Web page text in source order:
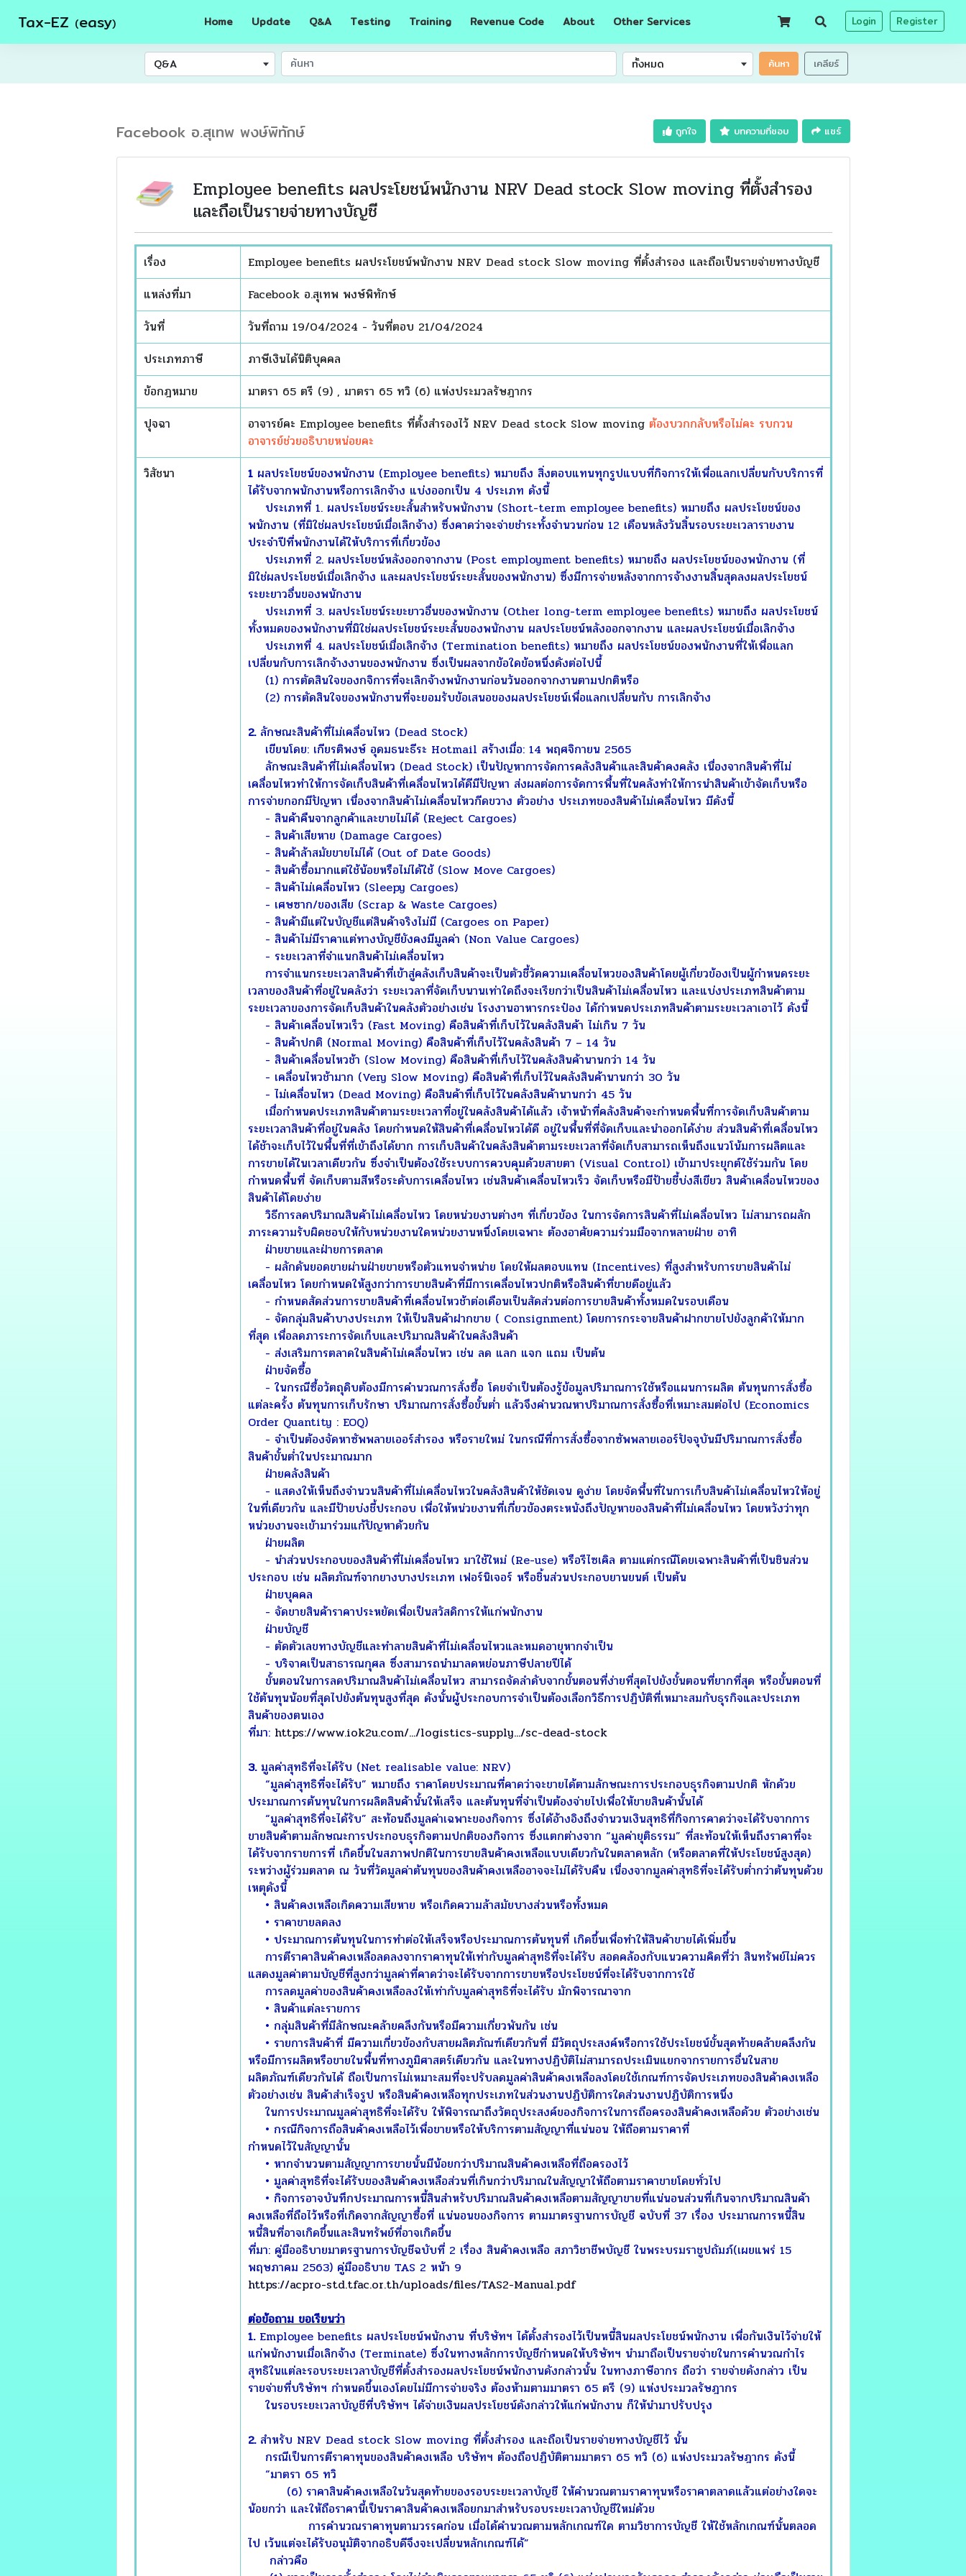
Tax-EZ (easy) Home Update Q&A Testing Training Revenue Code About Other Services Login Register
Q&A ทั้งหมด ค้นหา เคลียร์
Facebook อ.สุเทพ พงษ์พิทักษ์ ถูกใจ บทความที่ชอบ แชร์
Employee benefits ผลประโยชน์พนักงาน NRV Dead stock Slow moving ที่ตั้งสำรอง
และถือเป็นรายจ่ายทางบัญชี
เรื่อง
Employee benefits ผลประโยชน์พนักงาน NRV Dead stock Slow moving ที่ตั้งสำรอง และถือเป็นรายจ่ายทางบัญชี
แหล่งที่มา
Facebook อ.สุเทพ พงษ์พิทักษ์
วันที่
วันที่ถาม 19/04/2024 - วันที่ตอบ 21/04/2024
ประเภทภาษี
ภาษีเงินได้นิติบุคคล
ข้อกฎหมาย
มาตรา 65 ตรี (9) , มาตรา 65 ทวิ (6) แห่งประมวลรัษฎากร
ปุจฉา
อาจารย์คะ Employee benefits ที่ตั้งสำรองไว้ NRV Dead stock Slow moving ต้องบวกกลับหรือไม่คะ รบกวน
อาจารย์ช่วยอธิบายหน่อยคะ
วิสัชนา
1 ผลประโยชน์ของพนักงาน (Employee benefits) หมายถึง สิ่งตอบแทนทุกรูปแบบที่กิจการให้เพื่อแลกเปลี่ยนกับบริการที่
ได้รับจากพนักงานหรือการเลิกจ้าง แบ่งออกเป็น 4 ประเภท ดังนี้
ประเภทที่ 1. ผลประโยชน์ระยะสั้นสำหรับพนักงาน (Short-term employee benefits) หมายถึง ผลประโยชน์ของ
พนักงาน (ที่มิใช่ผลประโยชน์เมื่อเลิกจ้าง) ซึ่งคาดว่าจะจ่ายชำระทั้งจำนวนก่อน 12 เดือนหลังวันสิ้นรอบระยะเวลารายงาน
ประจำปีที่พนักงานได้ให้บริการที่เกี่ยวข้อง
ประเภทที่ 2. ผลประโยชน์หลังออกจากงาน (Post employment benefits) หมายถึง ผลประโยชน์ของพนักงาน (ที่
มิใช่ผลประโยชน์เมื่อเลิกจ้าง และผลประโยชน์ระยะสั้นของพนักงาน) ซึ่งมีการจ่ายหลังจากการจ้างงานสิ้นสุดลงผลประโยชน์
ระยะยาวอื่นของพนักงาน
ประเภทที่ 3. ผลประโยชน์ระยะยาวอื่นของพนักงาน (Other long-term employee benefits) หมายถึง ผลประโยชน์
ทั้งหมดของพนักงานที่มิใช่ผลประโยชน์ระยะสั้นของพนักงาน ผลประโยชน์หลังออกจากงาน และผลประโยชน์เมื่อเลิกจ้าง
ประเภทที่ 4. ผลประโยชน์เมื่อเลิกจ้าง (Termination benefits) หมายถึง ผลประโยชน์ของพนักงานที่ให้เพื่อแลก
เปลี่ยนกับการเลิกจ้างงานของพนักงาน ซึ่งเป็นผลจากข้อใดข้อหนึ่งดังต่อไปนี้
(1) การตัดสินใจของกจิการที่จะเลิกจ้างพนักงานก่อนวันออกจากงานตามปกติหรือ
(2) การตัดสินใจของพนักงานที่จะยอมรับข้อเสนอของผลประโยชน์เพื่อแลกเปลี่ยนกับ การเลิกจ้าง
2. ลักษณะสินค้าที่ไม่เคลื่อนไหว (Dead Stock)
เขียนโดย: เกียรติพงษ์ อุดมธนะธีระ Hotmail สร้างเมื่อ: 14 พฤศจิกายน 2565
ลักษณะสินค้าที่ไม่เคลื่อนไหว (Dead Stock) เป็นปัญหาการจัดการคลังสินค้าและสินค้าคงคลัง เนื่องจากสินค้าที่ไม่
เคลื่อนไหวทำให้การจัดเก็บสินค้าที่เคลื่อนไหวได้ดีมีปัญหา ส่งผลต่อการจัดการพื้นที่ในคลังทำให้การนำสินค้าเข้าจัดเก็บหรือ
การจ่ายกอกมีปัญหา เนื่องจากสินค้าไม่เคลื่อนไหวกีดขวาง ตัวอย่าง ประเภทของสินค้าไม่เคลื่อนไหว มีดังนี้
- สินค้าคืนจากลูกค้าและขายไม่ได้ (Reject Cargoes)
- สินค้าเสียหาย (Damage Cargoes)
- สินค้าล้าสมัยขายไม่ได้ (Out of Date Goods)
- สินค้าซื้อมากแต่ใช้น้อยหรือไม่ได้ใช้ (Slow Move Cargoes)
- สินค้าไม่เคลื่อนไหว (Sleepy Cargoes)
- เศษซาก/ของเสีย (Scrap & Waste Cargoes)
- สินค้ามีแต่ในบัญชีแต่สินค้าจริงไม่มี (Cargoes on Paper)
- สินค้าไม่มีราคาแต่ทางบัญชียังคงมีมูลค่า (Non Value Cargoes)
- ระยะเวลาที่จำแนกสินค้าไม่เคลื่อนไหว
การจำแนกระยะเวลาสินค้าที่เข้าสู่คลังเก็บสินค้าจะเป็นตัวชี้วัดความเคลื่อนไหวของสินค้าโดยผู้เกี่ยวข้องเป็นผู้กำหนดระยะ
เวลาของสินค้าที่อยู่ในคลังว่า ระยะเวลาที่จัดเก็บนานเท่าใดถึงจะเรียกว่าเป็นสินค้าไม่เคลื่อนไหว และแบ่งประเภทสินค้าตาม
ระยะเวลาของการจัดเก็บสินค้าในคลังตัวอย่างเช่น โรงงานอาหารกระป๋อง ได้กำหนดประเภทสินค้าตามระยะเวลาเอาไว้ ดังนี้
- สินค้าเคลื่อนไหวเร็ว (Fast Moving) คือสินค้าที่เก็บไว้ในคลังสินค้า ไม่เกิน 7 วัน
- สินค้าปกติ (Normal Moving) คือสินค้าที่เก็บไว้ในคลังสินค้า 7 – 14 วัน
- สินค้าเคลื่อนไหวช้า (Slow Moving) คือสินค้าที่เก็บไว้ในคลังสินค้านานกว่า 14 วัน
- เคลื่อนไหวช้ามาก (Very Slow Moving) คือสินค้าที่เก็บไว้ในคลังสินค้านานกว่า 30 วัน
- ไม่เคลื่อนไหว (Dead Moving) คือสินค้าที่เก็บไว้ในคลังสินค้านานกว่า 45 วัน
เมื่อกำหนดประเภทสินค้าตามระยะเวลาที่อยู่ในคลังสินค้าได้แล้ว เจ้าหน้าที่คลังสินค้าจะกำหนดพื้นที่การจัดเก็บสินค้าตาม
ระยะเวลาสินค้าที่อยู่ในคลัง โดยกำหนดให้สินค้าที่เคลื่อนไหวได้ดี อยู่ในพื้นที่ที่จัดเก็บและนำออกได้ง่าย ส่วนสินค้าที่เคลื่อนไหว
ได้ช้าจะเก็บไว้ในพื้นที่ที่เข้าถึงได้ยาก การเก็บสินค้าในคลังสินค้าตามระยะเวลาที่จัดเก็บสามารถเห็นถึงแนวโน้มการผลิตและ
การขายได้ในเวลาเดียวกัน ซึ่งจำเป็นต้องใช้ระบบการควบคุมด้วยสายตา (Visual Control) เข้ามาประยุกต์ใช้ร่วมกัน โดย
กำหนดพื้นที่ จัดเก็บตามสีหรือระดับการเคลื่อนไหว เช่นสินค้าเคลื่อนไหวเร็ว จัดเก็บหรือมีป้ายชี้บ่งสีเขียว สินค้าเคลื่อนไหวของ
สินค้าได้โดยง่าย
วิธีการลดปริมาณสินค้าไม่เคลื่อนไหว โดยหน่วยงานต่างๆ ที่เกี่ยวข้อง ในการจัดการสินค้าที่ไม่เคลื่อนไหว ไม่สามารถผลัก
ภาระความรับผิดชอบให้กับหน่วยงานใดหน่วยงานหนึ่งโดยเฉพาะ ต้องอาศัยความร่วมมือจากหลายฝ่าย อาทิ
ฝ่ายขายและฝ่ายการตลาด
- ผลักดันยอดขายผ่านฝ่ายขายหรือตัวแทนจำหน่าย โดยให้ผลตอบแทน (Incentives) ที่สูงสำหรับการขายสินค้าไม่
เคลื่อนไหว โดยกำหนดให้สูงกว่าการขายสินค้าที่มีการเคลื่อนไหวปกติหรือสินค้าที่ขายดีอยู่แล้ว
- กำหนดสัดส่วนการขายสินค้าที่เคลื่อนไหวช้าต่อเดือนเป็นสัดส่วนต่อการขายสินค้าทั้งหมดในรอบเดือน
- จัดกลุ่มสินค้าบางประเภท ให้เป็นสินค้าฝากขาย ( Consignment) โดยการกระจายสินค้าฝากขายไปยังลูกค้าให้มาก
ที่สุด เพื่อลดภาระการจัดเก็บและปริมาณสินค้าในคลังสินค้า
- ส่งเสริมการตลาดในสินค้าไม่เคลื่อนไหว เช่น ลด แลก แจก แถม เป็นต้น
ฝ่ายจัดซื้อ
- ในกรณีซื้อวัตถุดิบต้องมีการคำนวณการสั่งซื้อ โดยจำเป็นต้องรู้ข้อมูลปริมาณการใช้หรือแผนการผลิต ต้นทุนการสั่งซื้อ
แต่ละครั้ง ต้นทุนการเก็บรักษา ปริมาณการสั่งซื้อขั้นต่ำ แล้วจึงคำนวณหาปริมาณการสั่งซื้อที่เหมาะสมต่อไป (Economics
Order Quantity : EOQ)
- จำเป็นต้องจัดหาซัพพลายเออร์สำรอง หรือรายใหม่ ในกรณีที่การสั่งซื้อจากซัพพลายเออร์ปัจจุบันมีปริมาณการสั่งซื้อ
สินค้าขั้นต่ำในประมาณมาก
ฝ่ายคลังสินค้า
- แสดงให้เห็นถึงจำนวนสินค้าที่ไม่เคลื่อนไหวในคลังสินค้าให้ชัดเจน ดูง่าย โดยจัดพื้นที่ในการเก็บสินค้าไม่เคลื่อนไหวให้อยู่
ในที่เดียวกัน และมีป้ายบ่งชี้ประกอบ เพื่อให้หน่วยงานที่เกี่ยวข้องตระหนังถึงปัญหาของสินค้าที่ไม่เคลื่อนไหว โดยหวังว่าทุก
หน่วยงานจะเข้ามาร่วมแก้ปัญหาด้วยกัน
ฝ่ายผลิต
- นำส่วนประกอบของสินค้าที่ไม่เคลื่อนไหว มาใช้ใหม่ (Re-use) หรือรีไซเคิล ตามแต่กรณีโดยเฉพาะสินค้าที่เป็นชินส่วน
ประกอบ เช่น ผลิตภัณฑ์จากยางบางประเภท เฟอร์นิเจอร์ หรือชิ้นส่วนประกอบยานยนต์ เป็นต้น
ฝ่ายบุคคล
- จัดขายสินค้าราคาประหยัดเพื่อเป็นสวัสดิการให้แก่พนักงาน
ฝ่ายบัญชี
- ตัดตัวเลขทางบัญชีและทำลายสินค้าที่ไม่เคลื่อนไหวและหมดอายุหากจำเป็น
- บริจาคเป็นสาธารณกุศล ซึ่งสามารถนำมาลดหย่อนภาษีปลายปีได้
ขั้นตอนในการลดปริมาณสินค้าไม่เคลื่อนไหว สามารถจัดลำดับจากขั้นตอนที่ง่ายที่สุดไปยังขั้นตอนที่ยากที่สุด หรือขั้นตอนที่
ใช้ต้นทุนน้อยที่สุดไปยังต้นทุนสูงที่สุด ดังนั้นผู้ประกอบการจำเป็นต้องเลือกวิธีการปฏิบัติที่เหมาะสมกับธุรกิจและประเภท
สินค้าของตนเอง
ที่มา: https://www.iok2u.com/.../logistics-supply.../sc-dead-stock
3. มูลค่าสุทธิที่จะได้รับ (Net realisable value: NRV)
“มูลค่าสุทธิที่จะได้รับ” หมายถึง ราคาโดยประมาณที่คาดว่าจะขายได้ตามลักษณะการประกอบธุรกิจตามปกติ หักด้วย
ประมาณการต้นทุนในการผลิตสินค้านั้นให้เสร็จ และต้นทุนที่จำเป็นต้องจ่ายไปเพื่อให้ขายสินค้านั้นได้
“มูลค่าสุทธิที่จะได้รับ” สะท้อนถึงมูลค่าเฉพาะของกิจการ ซึ่งได้อ้างอิงถึงจำนวนเงินสุทธิที่กิจการคาดว่าจะได้รับจากการ
ขายสินค้าตามลักษณะการประกอบธุรกิจตามปกติของกิจการ ซึ่งแตกต่างจาก “มูลค่ายุติธรรม” ที่สะท้อนให้เห็นถึงราคาที่จะ
ได้รับจากรายการที่ เกิดขึ้นในสภาพปกติในการขายสินค้าคงเหลือแบบเดียวกันในตลาดหลัก (หรือตลาดที่ให้ประโยชน์สูงสุด)
ระหว่างผู้ร่วมตลาด ณ วันที่วัดมูลค่าต้นทุนของสินค้าคงเหลืออาจจะไม่ได้รับคืน เนื่องจากมูลค่าสุทธิที่จะได้รับต่ำกว่าต้นทุนด้วย
เหตุดังนี้
• สินค้าคงเหลือเกิดความเสียหาย หรือเกิดความล้าสมัยบางส่วนหรือทั้งหมด
• ราคาขายลดลง
• ประมาณการต้นทุนในการทำต่อให้เสร็จหรือประมาณการต้นทุนที่ เกิดขึ้นเพื่อทำให้สินค้าขายได้เพิ่มขึ้น
การตีราคาสินค้าคงเหลือลดลงจากราคาทุนให้เท่ากับมูลค่าสุทธิที่จะได้รับ สอดคล้องกับแนวความคิดที่ว่า สินทรัพย์ไม่ควร
แสดงมูลค่าตามบัญชีที่สูงกว่ามูลค่าที่คาดว่าจะได้รับจากการขายหรือประโยชน์ที่จะได้รับจากการใช้
การลดมูลค่าของสินค้าคงเหลือลงให้เท่ากับมูลค่าสุทธิที่จะได้รับ มักพิจารณาจาก
• สินค้าแต่ละรายการ
• กลุ่มสินค้าที่มีลักษณะคล้ายคลึงกันหรือมีความเกี่ยวพันกัน เช่น
• รายการสินค้าที่ มีความเกี่ยวข้องกับสายผลิตภัณฑ์เดียวกันที่ มีวัตถุประสงค์หรือการใช้ประโยชน์ขั้นสุดท้ายคล้ายคลึงกัน
หรือมีการผลิตหรือขายในพื้นที่ทางภูมิศาสตร์เดียวกัน และในทางปฏิบัติไม่สามารถประเมินแยกจากรายการอื่นในสาย
ผลิตภัณฑ์เดียวกันได้ ถือเป็นการไม่เหมาะสมที่จะปรับลดมูลค่าสินค้าคงเหลือลงโดยใช้เกณฑ์การจัดประเภทของสินค้าคงเหลือ
ตัวอย่างเช่น สินค้าสำเร็จรูป หรือสินค้าคงเหลือทุกประเภทในส่วนงานปฏิบัติการใดส่วนงานปฏิบัติการหนึ่ง
ในการประมาณมูลค่าสุทธิที่จะได้รับ ให้พิจารณาถึงวัตถุประสงค์ของกิจการในการถือครองสินค้าคงเหลือด้วย ตัวอย่างเช่น
• กรณีกิจการถือสินค้าคงเหลือไว้เพื่อขายหรือให้บริการตามสัญญาที่แน่นอน ให้ถือตามราคาที่
กำหนดไว้ในสัญญานั้น
• หากจำนวนตามสัญญาการขายนั้นมีน้อยกว่าปริมาณสินค้าคงเหลือที่ถือครองไว้
• มูลค่าสุทธิที่จะได้รับของสินค้าคงเหลือส่วนที่เกินกว่าปริมาณในสัญญาให้ถือตามราคาขายโดยทั่วไป
• กิจการอาจบันทึกประมาณการหนี้สินสำหรับปริมาณสินค้าคงเหลือตามสัญญาขายที่แน่นอนส่วนที่เกินจากปริมาณสินค้า
คงเหลือที่ถือไว้หรือที่เกิดจากสัญญาซื้อที่ แน่นอนของกิจการ ตามมาตรฐานการบัญชี ฉบับที่ 37 เรื่อง ประมาณการหนี้สิน
หนี้สินที่อาจเกิดขึ้นและสินทรัพย์ที่อาจเกิดขึ้น
ที่มา: คู่มืออธิบายมาตรฐานการบัญชีฉบับที่ 2 เรื่อง สินค้าคงเหลือ สภาวิชาชีพบัญชี ในพระบรมราชูปถัมภ์(เผยแพร่ 15
พฤษภาคม 2563) คู่มืออธิบาย TAS 2 หน้า 9
https://acpro-std.tfac.or.th/uploads/files/TAS2-Manual.pdf
ต่อข้อถาม ขอเรียนว่า
1.Employee benefits ผลประโยชน์พนักงาน ที่บริษัทฯ ได้ตั้งสำรองไว้เป็นหนี้สินผลประโยชน์พนักงาน เพื่อกันเงินไว้จ่ายให้
แก่พนักงานเมื่อเลิกจ้าง (Terminate) ซึ่งในทางหลักการบัญชีกำหนดให้บริษัทฯ นำมาถือเป็นรายจ่ายในการคำนวณกำไร
สุทธิในแต่ละรอบระยะเวลาบัญชีที่ตั้งสำรองผลประโยชน์พนักงานดังกล่าวนั้น ในทางภาษีอากร ถือว่า รายจ่ายดังกล่าว เป็น
รายจ่ายที่บริษัทฯ กำหนดขึ้นเองโดยไม่มีการจ่ายจริง ต้องห้ามตามมาตรา 65 ตรี (9) แห่งประมวลรัษฎากร
ในรอบระยะเวลาบัญชีที่บริษัทฯ ได้จ่ายเงินผลประโยชน์ดังกล่าวให้แก่พนักงาน ก็ให้นำมาปรับปรุง
2. สำหรับ NRV Dead stock Slow moving ที่ตั้งสำรอง และถือเป็นรายจ่ายทางบัญชีไว้ นั้น
กรณีเป็นการตีราคาทุนของสินค้าคงเหลือ บริษัทฯ ต้องถือปฏิบัติตามมาตรา 65 ทวิ (6) แห่งประมวลรัษฎากร ดังนี้
“มาตรา 65 ทวิ
(6) ราคาสินค้าคงเหลือในวันสุดท้ายของรอบระยะเวลาบัญชี ให้คํานวณตามราคาทุนหรือราคาตลาดแล้วแต่อย่างใดจะ
น้อยกว่า และให้ถือราคานี้เป็นราคาสินค้าคงเหลือยกมาสําหรับรอบระยะเวลาบัญชีใหม่ด้วย
การคํานวณราคาทุนตามวรรคก่อน เมื่อได้คํานวณตามหลักเกณฑ์ใด ตามวิชาการบัญชี ให้ใช้หลักเกณฑ์นั้นตลอด
ไป เว้นแต่จะได้รับอนุมัติจากอธิบดีจึงจะเปลี่ยนหลักเกณฑ์ได้”
กล่าวคือ